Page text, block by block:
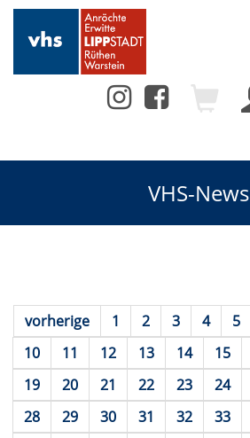
VHS-News
vorherige 1 2 3 4 5
10
11 12 13 14 15
19
20 21 22 23 24
28
29 30 31 32 33